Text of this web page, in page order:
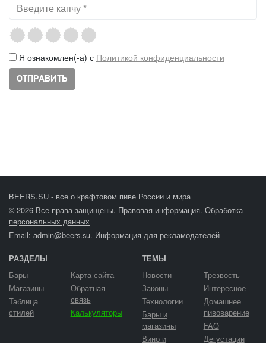
Я ознакомлен(-а) с Политикой конфиденциальности
BEERS.SU - все о крафтовом пиве России и мира
© 2026 Все права защищены. Правовая информация. Обработка
персональных данных
Email: admin@beers.su. Информация для рекламодателей
РАЗДЕЛЫ
Бары
Магазины
Таблица
стилей
Карта сайта
Обратная
связь
Калькуляторы
ТЕМЫ
Новости
Законы
Технологии
Бары и
магазины
Вино и
Трезвость
Интересное
Домашнее
пивоварение
FAQ
Дегустации